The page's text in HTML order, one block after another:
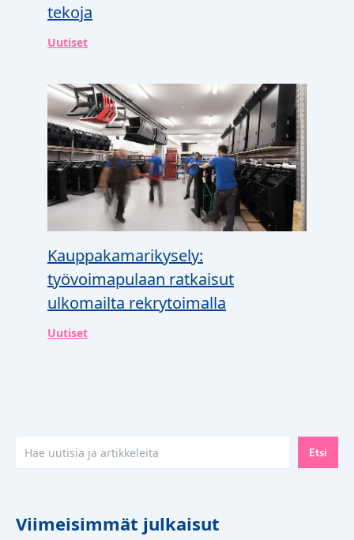
tekoja
Uutiset
Kauppakamarikysely:
työvoimapulaan ratkaisut
ulkomailta rekrytoimalla
Uutiset
Etsi
Viimeisimmät julkaisut